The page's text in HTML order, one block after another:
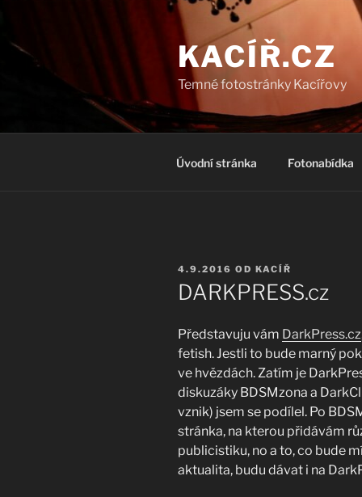
obsahu
KACÍŘ.CZ
Temné fotostránky Kacířovy
Úvodní stránka Fotonabídka
PUBLIKOVÁNO
4.9.2016 OD KACÍŘ
DARKPRESS.cz
Představuju vám DarkPress.cz
fetish. Jestli to bude marný
ve hvězdách.Zatím je
diskuzáky BDSMzona a
vznik) jsem se podílel. Po
stránka, na kterou přidávám
publicistiku, no a to, co bude
aktualita, budu dávat i na